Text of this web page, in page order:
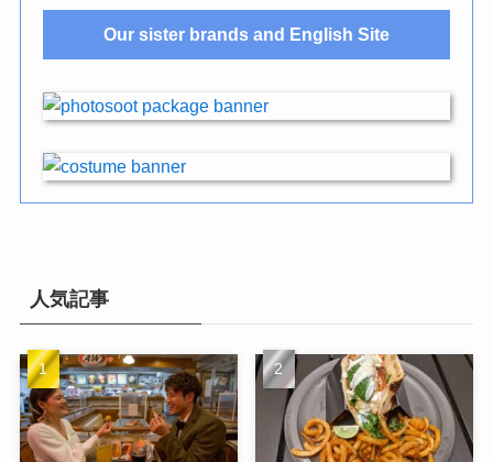
Our sister brands and English Site
人気記事